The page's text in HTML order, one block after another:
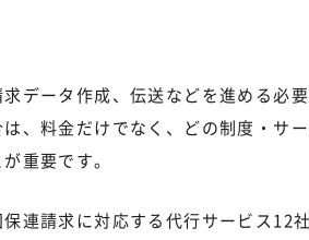
データ作成、伝送などを進める必
、料金だけでなく、どの制度・サ
重要です。
連請求に対応する代行サービス12